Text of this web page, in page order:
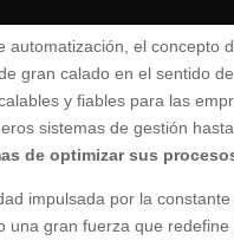
automatización, el concepto
gran calado en el sentido
y fiables para las
sistemas de gestión
de optimizar sus
impulsada por la
una gran fuerza que